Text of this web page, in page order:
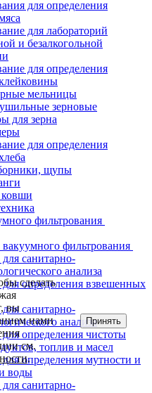
для определения
для лабораторий
и безалкогольной
для определения
мельницы
зерновые
для зерна
для определения
щупы
фильтрования
фильтрования
санитарно-
анализа
определения взвешенных
санитарно-
анализа
определения чистоты
топлив и масел
определения мутности и
воды
санитарно-
сделать
вы
нами
см.
.
Принять